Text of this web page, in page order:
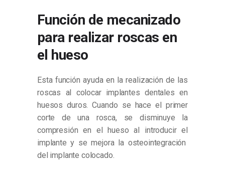
Función de mecanizado
para realizar roscas en
el hueso
Esta función ayuda en la realización de las
roscas al colocar implantes dentales en
huesos duros. Cuando se hace el primer
corte de una rosca, se disminuye la
compresión en el hueso al introducir el
implante y se mejora la osteointegración
del implante colocado.